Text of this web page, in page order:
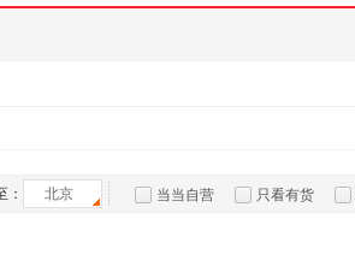
： 北京 当当自营 只看有货